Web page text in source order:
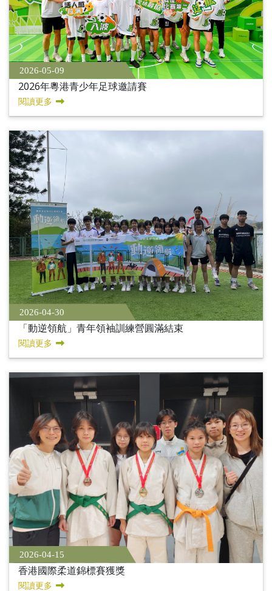
2026-05-09
2026年粵港青少年足球邀請賽
閱讀更多
2026-04-30
「動逆領航」青年領袖訓練營圓滿結束
閱讀更多
2026-04-15
香港國際柔道錦標賽獲獎
閱讀更多